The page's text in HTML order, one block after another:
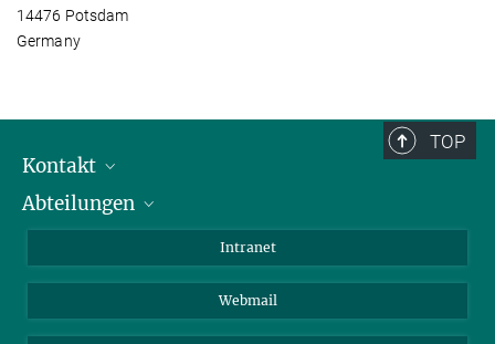
14476 Potsdam
Germany
TOP
Kontakt
Mitarbeiterverzeichnis
Abteilungen
Kolloidchemie
Intranet
Webmail